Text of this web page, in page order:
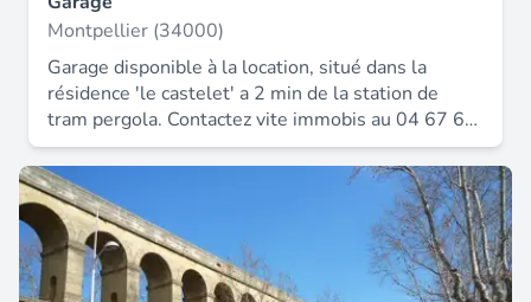
Montpellier (34000)
Garage disponible à la location, situé dans la
résidence 'le castelet' a 2 min de la station de
tram pergola. Contactez vite immobis au 04 67 60
31 60 pour plus d'informations. 80€ / mois et
240€ / trimestre. Loyer : 80.00 € * honoraires
charge locataire : 80 € ttc dépôt de garantie : 160
€.